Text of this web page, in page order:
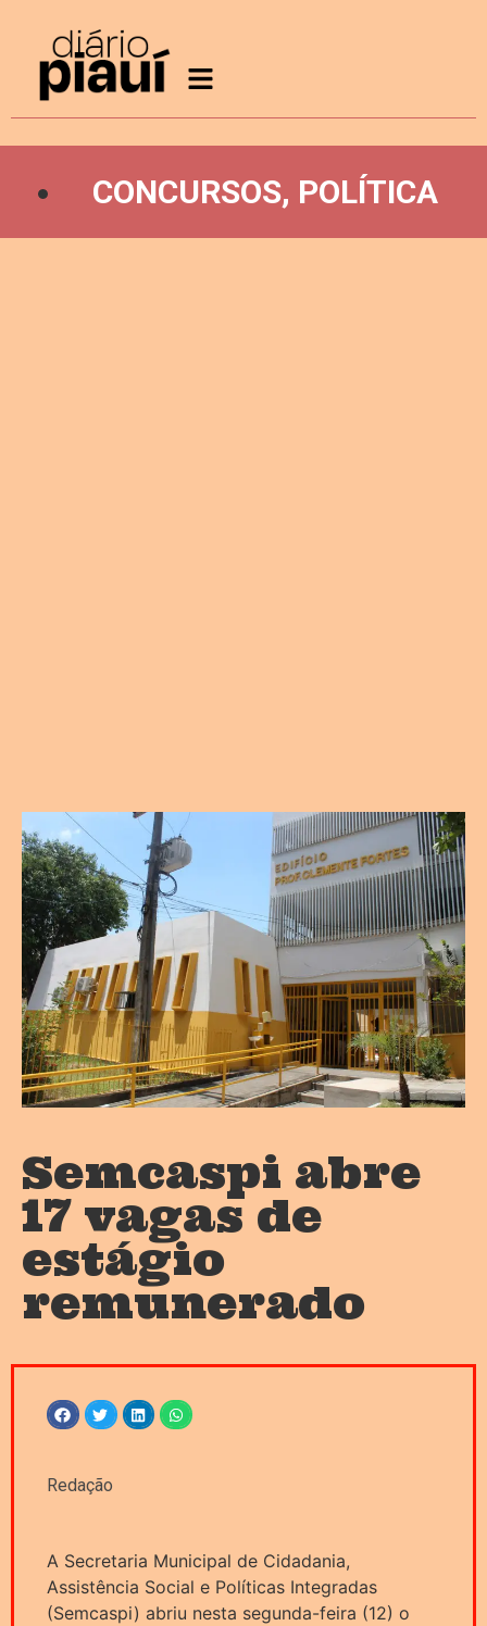
CONCURSOS, POLÍTICA
Semcaspi abre
17 vagas de
estágio
remunerado
Redação
A Secretaria Municipal de Cidadania,
Assistência Social e Políticas Integradas
(Semcaspi) abriu nesta segunda-feira (12) o